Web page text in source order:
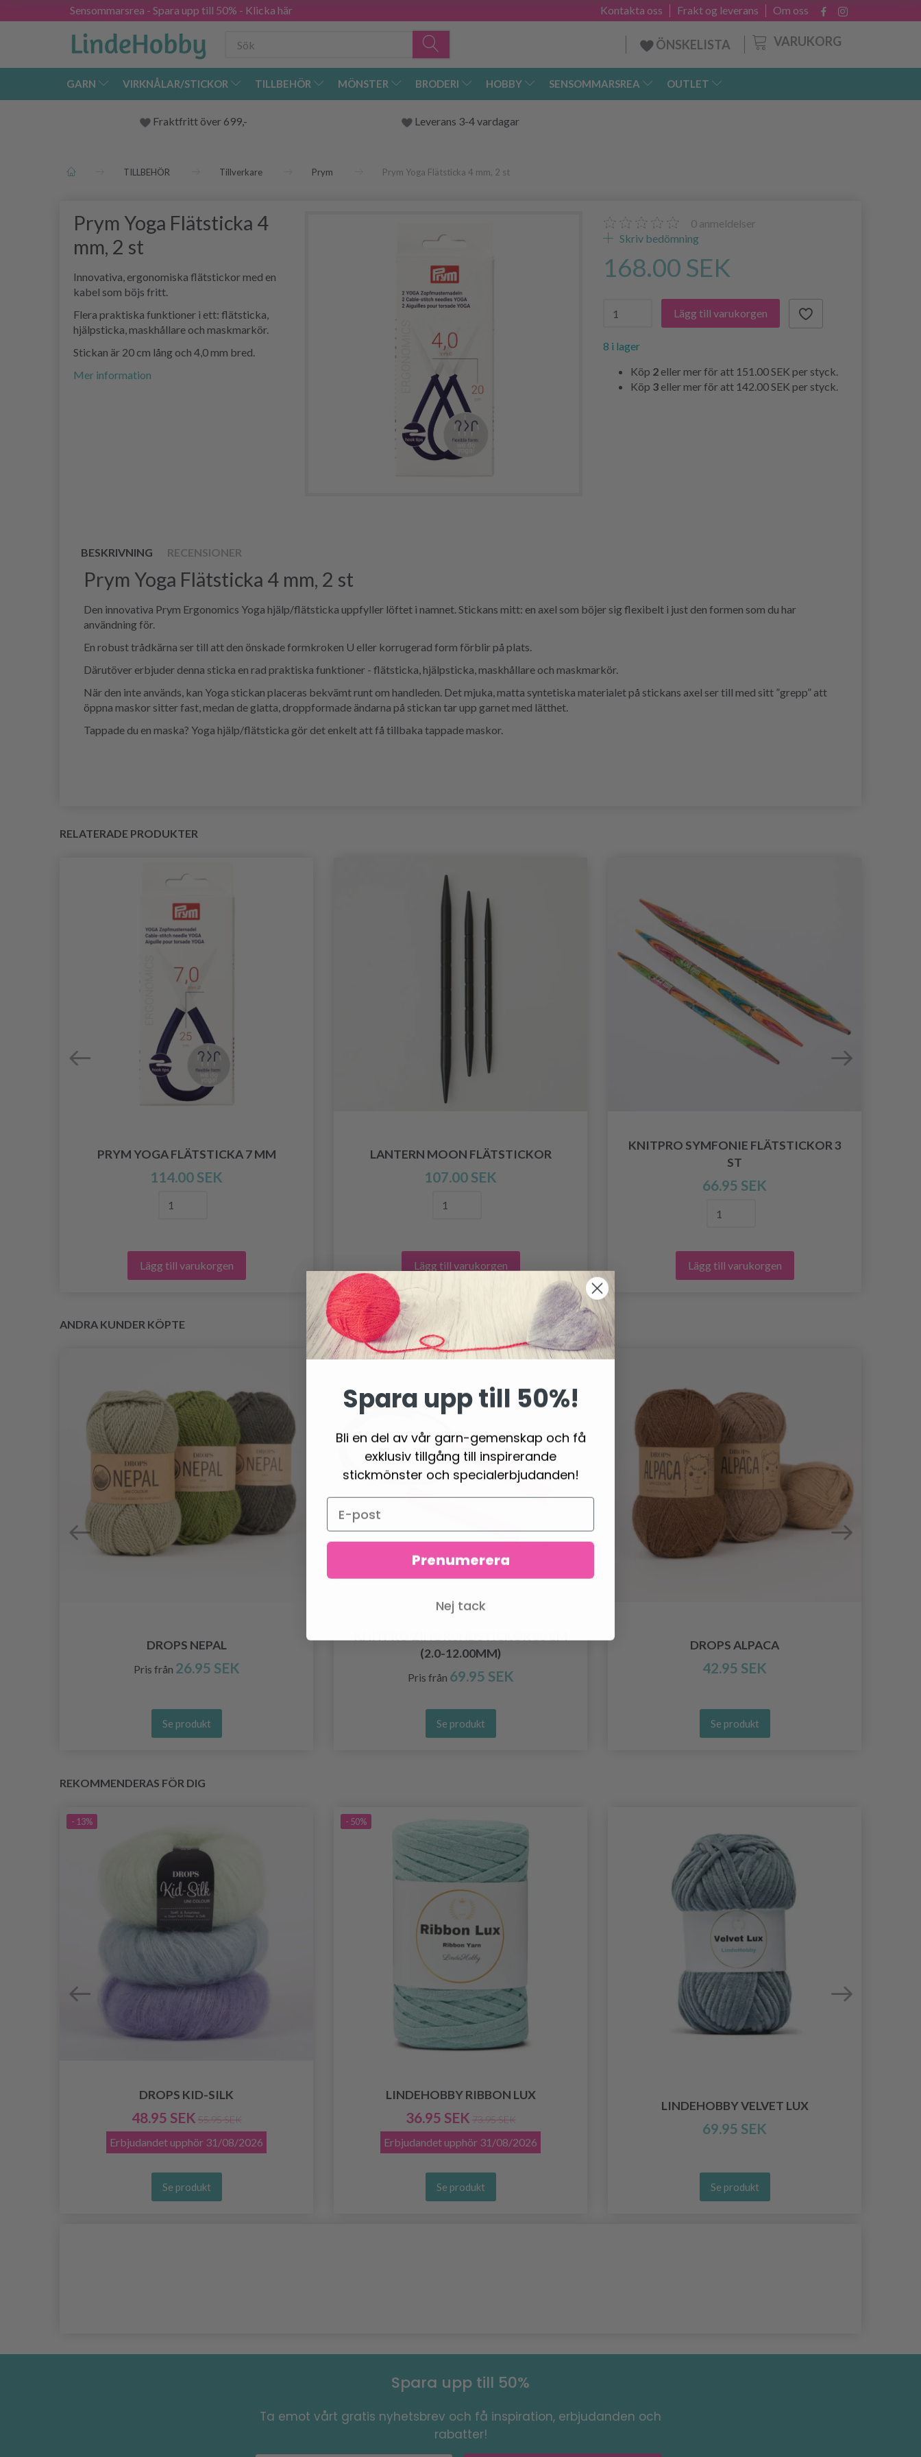
Sensommarsrea - Spara upp till 50% - Klicka här Om oss
Frakt og leverans
Kontakta oss
VARUKORG
ÖNSKELISTA
GARN VIRKNÅLAR/STICKOR TILLBEHÖR MÖNSTER BRODERI HOBBY SENSOMMARSREA OUTLET
Fraktfritt över 699,- Leverans 3-4 vardagar
TILLBEHÖR Tillverkare Prym Prym Yoga Flätsticka 4 mm, 2 st
Prym Yoga Flätsticka 4
mm, 2 st
Innovativa, ergonomiska flätstickor med en
kabel som böjs fritt.
Flera praktiska funktioner i ett: flätsticka,
hjälpsticka, maskhållare och maskmarkör.
Stickan är 20 cm lång och 4,0 mm bred.
Mer information
0 anmeldelser
Skriv bedömning
168.00 SEK
Lägg till varukorgen
8 i lager
Köp 2 eller mer för att 151.00 SEKper styck.
Köp 3 eller mer för att 142.00 SEKper styck.
BESKRIVNING RECENSIONER
Prym Yoga Flätsticka 4 mm, 2 st
Den innovativa Prym Ergonomics Yoga hjälp/flätsticka uppfyller löftet i namnet. Stickans mitt: en axel som böjer sig flexibelt i just den formen som du har
användning för.
En robust trådkärna ser till att den önskade formkroken U eller korrugerad form förblir på plats.
Därutöver erbjuder denna sticka en rad praktiska funktioner - flätsticka, hjälpsticka, maskhållare och maskmarkör.
När den inte används, kan Yoga stickan placeras bekvämt runt om handleden. Det mjuka, matta syntetiska materialet på stickans axel ser till med sitt ”grepp” att
öppna maskor sitter fast, medan de glatta, droppformade ändarna på stickan tar upp garnet med lätthet.
Tappade du en maska? Yoga hjälp/flätsticka gör det enkelt att få tillbaka tappade maskor.
RELATERADE PRODUKTER
PRYM YOGA FLÄTSTICKA 7 MM
114.00 SEK
Lägg till varukorgen
LANTERN MOON FLÄTSTICKOR
107.00 SEK
Lägg till varukorgen
KNITPRO SYMFONIE FLÄTSTICKOR 3
ST
66.95 SEK
Lägg till varukorgen
ANDRA KUNDER KÖPTE
DROPS NEPAL
Pris från 26.95 SEK
Se produkt
(2.0-12.00MM)
Pris från 69.95 SEK
Se produkt
DROPS ALPACA
42.95 SEK
Se produkt
REKOMMENDERAS FÖR DIG
- 13%
DROPS KID-SILK
48.95 SEK 55.95 SEK
Erbjudandet upphör 31/08/2026
Se produkt
- 50%
LINDEHOBBY RIBBON LUX
36.95 SEK 73.95 SEK
Erbjudandet upphör 31/08/2026
Se produkt
LINDEHOBBY VELVET LUX
69.95 SEK
Se produkt
Spara upp till 50%
Ta emot vårt gratis nyhetsbrev och få inspiration, erbjudanden och
rabatter!
Spara upp till 50%!
Bli en del av vår garn-gemenskap och få
exklusiv tillgång till inspirerande
stickmönster och specialerbjudanden!
Prenumerera
Nej tack